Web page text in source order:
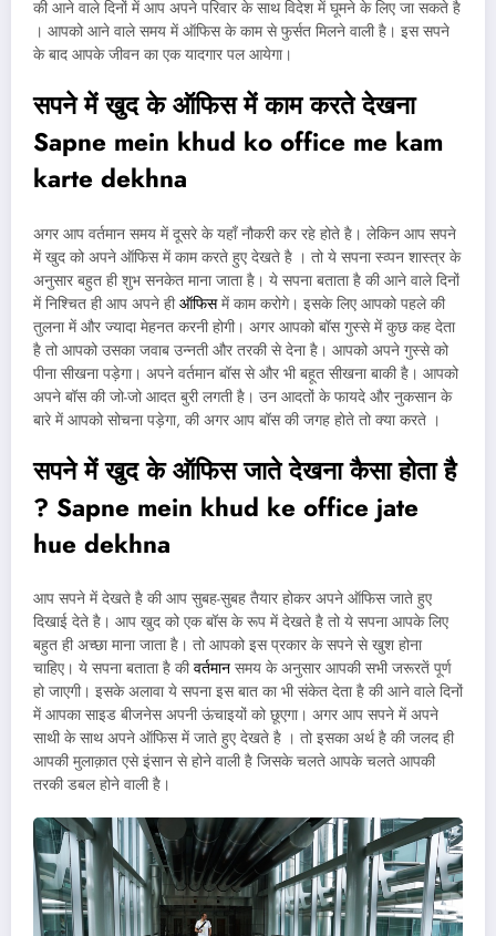
की आने वाले दिनों में आप अपने परिवार के साथ विदेश में घूमने के लिए जा सकते है
। आपको आने वाले समय में ऑफिस के काम से फुर्सत मिलने वाली है। इस सपने
के बाद आपके जीवन का एक यादगार पल आयेगा।
सपने में खुद के ऑफिस में काम करते देखना
Sapne mein khud ko office me kam
karte dekhna
अगर आप वर्तमान समय में दूसरे के यहाँ नौकरी कर रहे होते है। लेकिन आप सपने
में खुद को अपने ऑफिस में काम करते हुए देखते है । तो ये सपना स्व्पन शास्त्र के
अनुसार बहुत ही शुभ सनकेत माना जाता है। ये सपना बताता है की आने वाले दिनों
में निश्चित ही आप अपने हीऑफिसमें काम करोगे। इसके लिए आपको पहले की
तुलना में और ज्यादा मेहनत करनी होगी। अगर आपको बॉस गुस्से में कुछ कह देता
है तो आपको उसका जवाब उन्नती और तरकी से देना है। आपको अपने गुस्से को
पीना सीखना पड़ेगा। अपने वर्तमान बॉस से और भी बहूत सीखना बाकी है। आपको
अपने बॉस की जो-जो आदत बुरी लगती है। उन आदतों के फायदे और नुकसान के
बारे में आपको सोचना पड़ेगा, की अगर आप बॉस की जगह होते तो क्या करते ।
सपने में खुद के ऑफिस जाते देखना कैसा होता है
? Sapne mein khud ke office jate
hue dekhna
आप सपने में देखते है की आप सुबह-सुबह तैयार होकर अपने ऑफिस जाते हुए
दिखाई देते है। आप खुद को एक बॉस के रूप में देखते है तो ये सपना आपके लिए
बहुत ही अच्छा माना जाता है। तो आपको इस प्रकार के सपने से खुश होना
चाहिए। ये सपना बताता है कीवर्तमान समय के अनुसार आपकी सभी जरूरतें पूर्ण
हो जाएगी। इसके अलावा ये सपना इस बात का भी संकेत देता है की आने वाले दिनों
में आपका साइड बीजनेस अपनी ऊंचाइयों को छूएगा। अगर आप सपने में अपने
साथी के साथ अपने ऑफिस में जाते हुए देखते है । तो इसका अर्थ है की जलद ही
आपकी मुलाक़ात एसे इंसान से होने वाली है जिसके चलते आपके चलते आपकी
तरकी डबल होने वाली है।